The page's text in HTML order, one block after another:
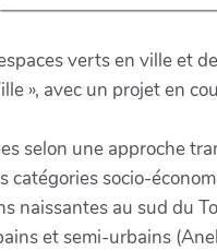
verts en ville et
», avec un projet en
selon une approche
catégories socio-
naissantes au sud du
et semi-urbains